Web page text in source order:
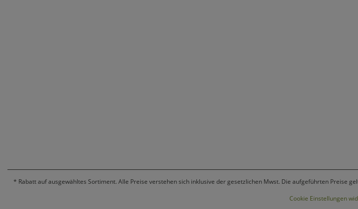
* Rabatt auf ausgewähltes Sortiment. Alle Preise verstehen sich inklusive der gesetzlichen Mwst. Die aufgeführten Preise
Cookie Einstellungen